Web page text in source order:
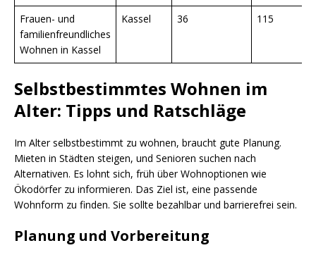
Frauen- und
familienfreundliches
Wohnen in Kassel
Kassel 36 115
Selbstbestimmtes Wohnen im
Alter: Tipps und Ratschläge
Im Alter selbstbestimmt zu wohnen, braucht gute Planung.
Mieten in Städten steigen, und Senioren suchen nach
Alternativen. Es lohnt sich, früh über Wohnoptionen wie
Ökodörfer zu informieren. Das Ziel ist, eine passende
Wohnform zu finden. Sie sollte bezahlbar und barrierefrei sein.
Planung und Vorbereitung